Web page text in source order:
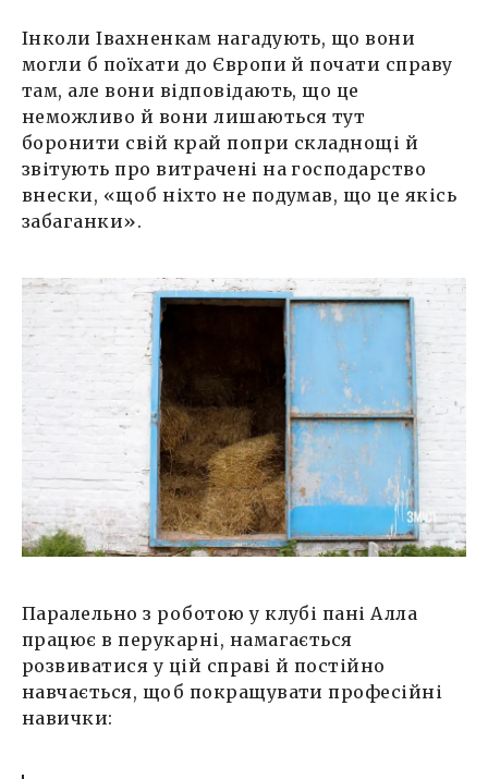
Інколи Івахненкам нагадують, що вони
могли б поїхати до Європи й почати справу
там, але вони відповідають, що це
неможливо й вони лишаються тут
боронити свій край попри складнощі й
звітують про витрачені на господарство
внески, «щоб ніхто не подумав, що це якісь
забаганки».
Паралельно з роботою у клубі пані Алла
працює в перукарні, намагається
розвиватися у цій справі й постійно
навчається, щоб покращувати професійні
навички: